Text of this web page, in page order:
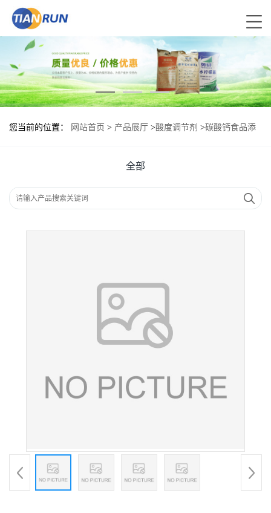
您当前的位置： 网站首页 > 产品展厅 >酸度调节剂 >碳酸钙食品添
全部